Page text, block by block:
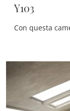
Y103